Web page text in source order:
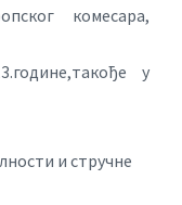
комесара,
у
и стручне